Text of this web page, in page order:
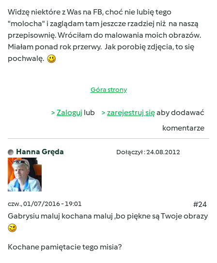
Widzę niektóre z Was na FB, choć nie lubię tego
"molocha" i zaglądam tam jeszcze rzadziej niż na naszą
przepisownię. Wróciłam do malowania moich obrazów.
Miałam ponad rok przerwy. Jak porobię zdjęcia, to się
pochwalę.
Góra strony
Zaloguj lub zarejestruj sięaby dodawać
komentarze
Hanna Gręda Dołączył : 24.08.2012
czw., 01/07/2016 - 19:01
#24
Gabrysiu maluj kochana maluj ,bo piękne są Twoje obrazy
Kochane pamiętacie tego misia?